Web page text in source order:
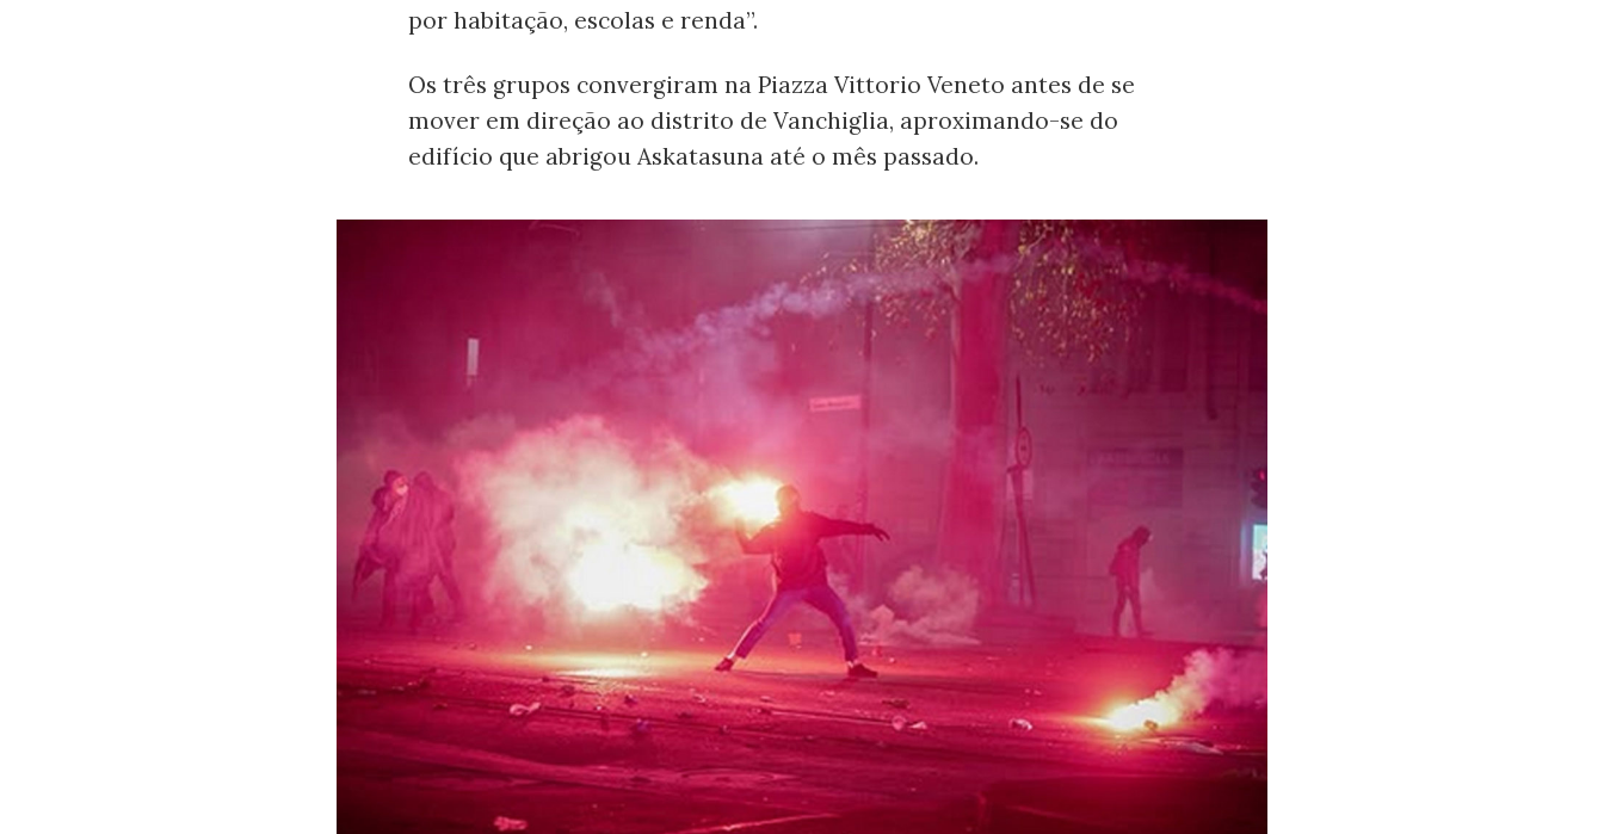
por habitação, escolas e renda”.
Os três grupos convergiram na Piazza Vittorio Veneto antes de se
mover em direção ao distrito de Vanchiglia, aproximando-se do
edifício que abrigou Askatasuna até o mês passado.